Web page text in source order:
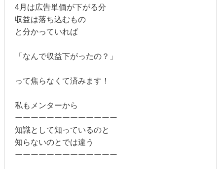
4月は広告単価が下がる分
収益は落ち込むもの
と分かっていれば
「なんで収益下がったの？」
って焦らなくて済みます！
私もメンターから
ーーーーーーーーーーーーー
知識として知っているのと
知らないのとでは違う
ーーーーーーーーーーーーー